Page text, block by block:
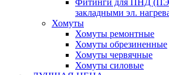
Фитинги для ПНД (ПЭ)
закладными эл.
Хомуты
Хомуты ремонтные
Хомуты обрезиненные
Хомуты червячные
Хомуты силовые